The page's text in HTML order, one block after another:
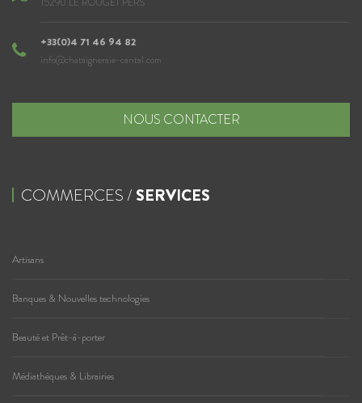
+33(0)4 71 46 94 82
info@chataigneraie-cantal.com
NOUS CONTACTER
COMMERCES / SERVICES
Artisans
Banques & Nouvelles technologies
Beauté et Prêt-à-porter
Médiathèques & Librairies